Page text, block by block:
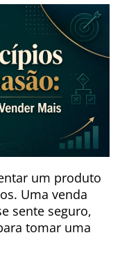
um produto
Uma venda
sente seguro,
tomar uma